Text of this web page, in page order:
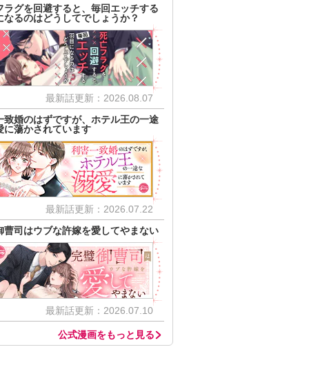
ラグを回避すると、毎回エッチする
なるのはどうしてでしょうか？
最新話更新：2026.08.07
致婚のはずですが、ホテル王の一途
に蕩かされています
最新話更新：2026.07.22
曹司はウブな許嫁を愛してやまない
最新話更新：2026.07.10
公式漫画をもっと見る